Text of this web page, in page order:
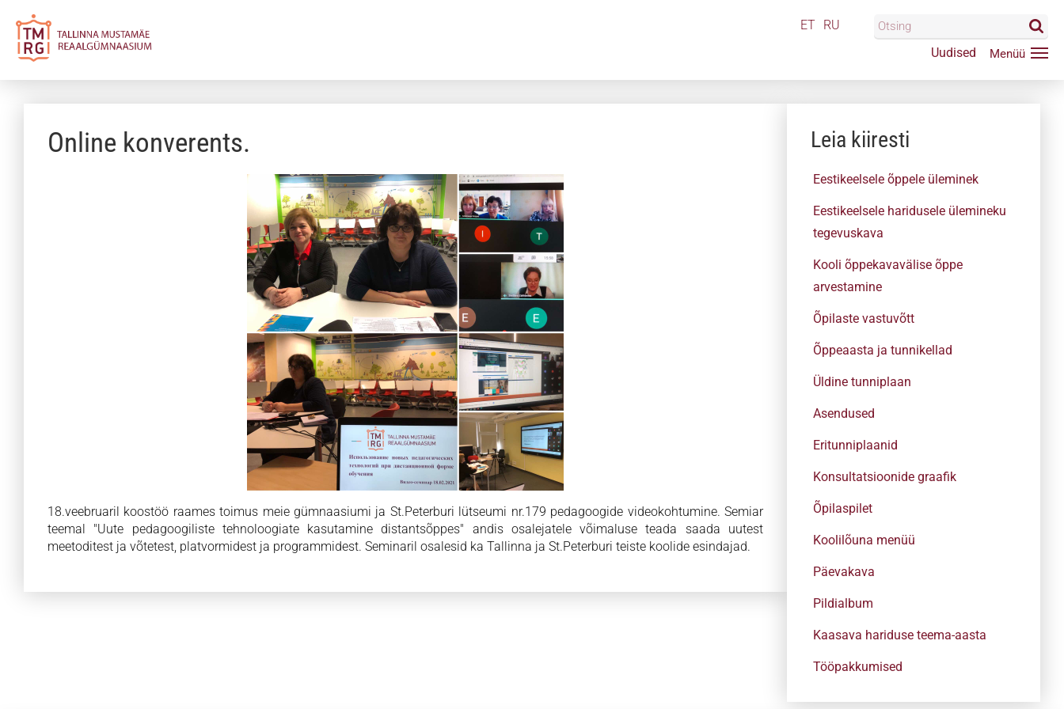
ET RU
Uudised
Online konverents.
18.veebruaril koostöö raames toimus meie gümnaasiumi ja St.Peterburi lütseumi nr.179 pedagoogide videokohtumine. Semiar
teemal "Uute pedagoogiliste tehnoloogiate kasutamine distantsõppes" andis osalejatele võimaluse teada saada uutest
meetoditest ja võtetest, platvormidest ja programmidest. Seminaril osalesid ka Tallinna ja St.Peterburi teiste koolide esindajad.
Leia kiiresti
Eestikeelsele õppele üleminek
Eestikeelsele haridusele ülemineku
tegevuskava
Kooli õppekavavälise õppe
arvestamine
Õpilaste vastuvõtt
Õppeaasta ja tunnikellad
Üldine tunniplaan
Asendused
Eritunniplaanid
Konsultatsioonide graafik
Õpilaspilet
Koolilõuna menüü
Päevakava
Pildialbum
Kaasava hariduse teema-aasta
Tööpakkumised